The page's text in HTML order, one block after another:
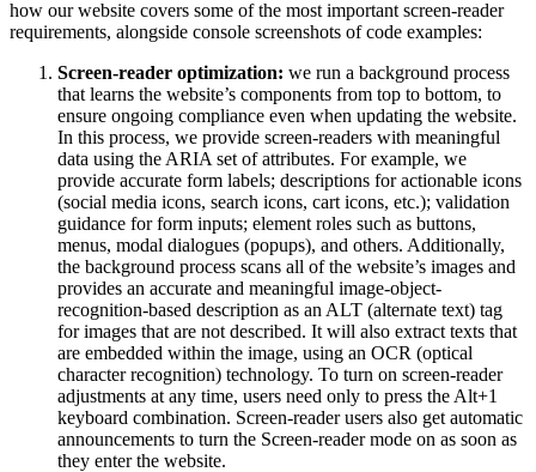
how our website covers some of the most important screen-reader
requirements, alongside console screenshots of code examples:
Screen-reader optimization: we run a background process
that learns the website’s components from top to bottom, to
ensure ongoing compliance even when updating the website.
In this process, we provide screen-readers with meaningful
data using the ARIA set of attributes. For example, we
provide accurate form labels; descriptions for actionable icons
(social media icons, search icons, cart icons, etc.); validation
guidance for form inputs; element roles such as buttons,
menus, modal dialogues (popups), and others. Additionally,
the background process scans all of the website’s images and
provides an accurate and meaningful image-object-
recognition-based description as an ALT (alternate text) tag
for images that are not described. It will also extract texts that
are embedded within the image, using an OCR (optical
character recognition) technology. To turn on screen-reader
adjustments at any time, users need only to press the Alt+1
keyboard combination. Screen-reader users also get automatic
announcements to turn the Screen-reader mode on as soon as
they enter the website.